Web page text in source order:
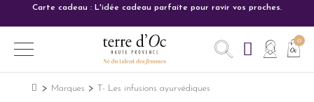
Carte cadeau : L'idée cadeau parfaite pour ravir vos proches.
Marques T- Les infusions ayurvédiques